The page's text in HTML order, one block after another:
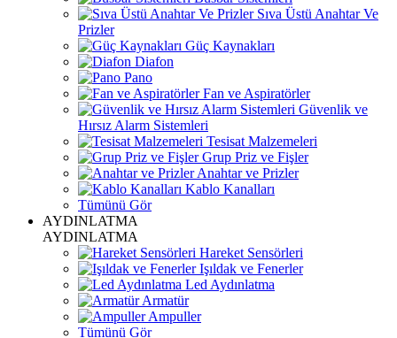
Sıva Üstü Anahtar Ve
Prizler
Güç Kaynakları
Diafon
Pano
Fan ve Aspiratörler
Güvenlik ve
Hırsız Alarm Sistemleri
Tesisat Malzemeleri
Grup Priz ve Fişler
Anahtar ve Prizler
Kablo Kanalları
Tümünü Gör
AYDINLATMA
AYDINLATMA
Hareket Sensörleri
Işıldak ve Fenerler
Led Aydınlatma
Armatür
Ampuller
Tümünü Gör